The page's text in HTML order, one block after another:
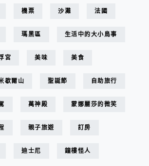
機票 沙灘 法國
瑪黑區 生活中的大小鳥事
宮 美味 美食
歇爾山 聖誕節 自助旅行
萬神殿 蒙娜麗莎的微笑
親子旅遊 訂房
迪士尼 鐘樓怪人